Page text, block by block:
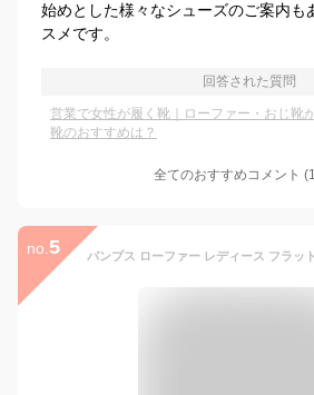
始めとした様々なシューズのご案内も
スメです。
回答された質問
営業で女性が履く靴｜ローファー・おじ靴
靴のおすすめは？
全てのおすすめコメント (1
no. 5